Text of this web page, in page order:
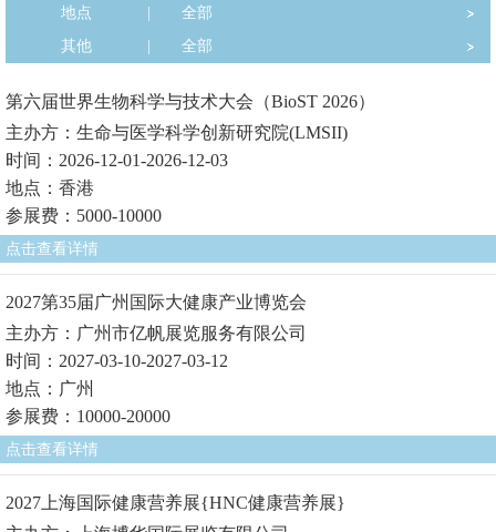
地点
全部
其他
全部
第六届世界生物科学与技术大会（BioST 2026）
主办方：生命与医学科学创新研究院(LMSII)
时间：2026-12-01-2026-12-03
地点：香港
参展费：5000-10000
点击查看详情
2027第35届广州国际大健康产业博览会
主办方：广州市亿帆展览服务有限公司
时间：2027-03-10-2027-03-12
地点：广州
参展费：10000-20000
点击查看详情
2027上海国际健康营养展{HNC健康营养展}